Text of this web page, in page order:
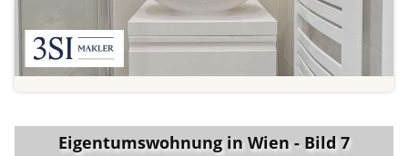
Eigentumswohnung in Wien - Bild 7